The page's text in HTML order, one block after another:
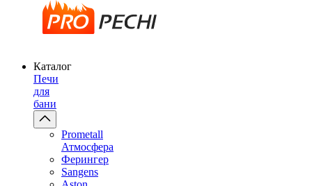
Каталог
Печи
для
бани
Prometall
Атмосфера
Ферингер
Sangens